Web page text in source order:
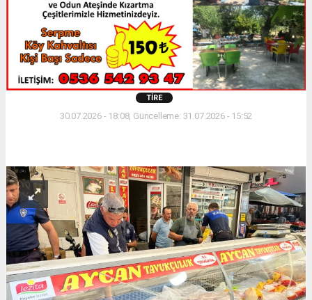
TIRE
30.07.2026 - 18:08, Güncelleme: 31.07.2026 - 15:52